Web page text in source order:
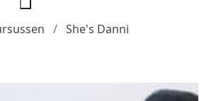
She's Danni